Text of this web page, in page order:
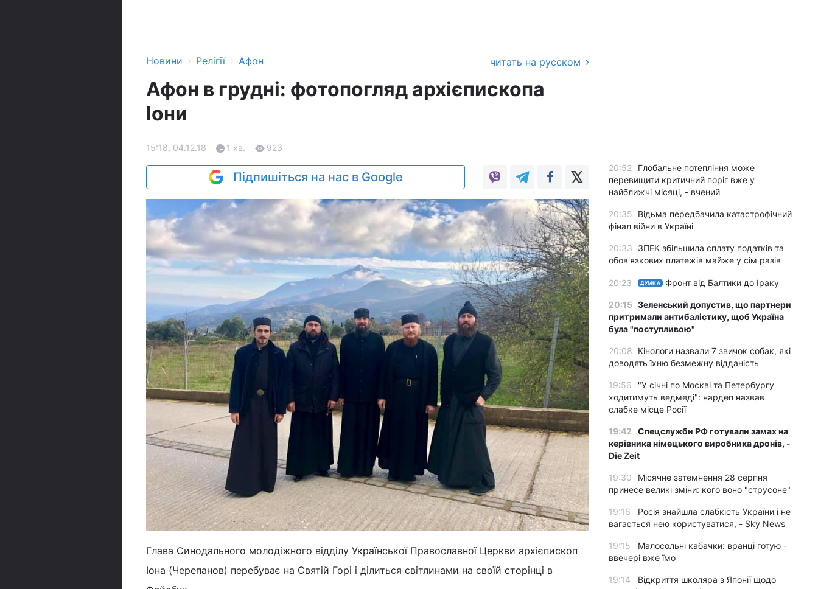
Новини › Релігії › Афон читать на русском
Афон в грудні: фотопогляд архієпископа
Іони
15:18, 04.12.18 1 хв. 923
Підпишіться на нас в Google
Глава Синодального молодіжного відділу Української Православної Церкви архієпископ
Іона (Черепанов) перебуває на Святій Горі і ділиться світлинами на своїй сторінці в
20:52
Глобальне потепління може
перевищити критичний поріг вже у
найближчі місяці, - вчений
20:35
Відьма передбачила катастрофічний
фінал війни в Україні
20:33
ЗПЕК збільшила сплату податків та
обов'язкових платежів майже у сім разів
20:23 ДУМКА Фронт від Балтики до Іраку
20:15 Зеленський допустив, що партнери
притримали антибалістику, щоб Україна
була "поступливою"
20:08
Кінологи назвали 7 звичок собак, які
доводять їхню безмежну відданість
19:56
"У січні по Москві та Петербургу
ходитимуть ведмеді": нардеп назвав
слабке місце Росії
19:42
Спецслужби РФ готували замах на
керівника німецького виробника дронів, -
Die Zeit
19:30
Місячне затемнення 28 серпня
принесе великі зміни: кого воно "струсоне"
19:16
Росія знайшла слабкість України і не
вагається нею користуватися, - Sky News
19:15
Малосольні кабачки: вранці готую -
ввечері вже їмо
19:14
Відкриття школяра з Японії щодо